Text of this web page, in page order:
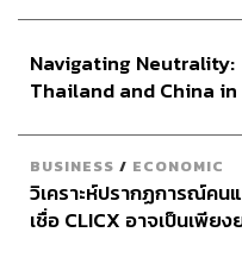
เพราะแทนที่จะให้กลับมา
การสโมสรลิเวอร์พูล ก็ใ
FSG แทน โดยได้รับมอบ
พูดง่ายๆ ก็คือ ยกลิเวอร์พู
ให้เป็นแบบไหนก็ได้ทั้งนั้น
Navigating Neutrality:
Thailand and China
BUSINESS / ECONOMIC
วิเคราะห์ปรากฏการณ์คน
เชื่อ CLICX อาจเป็นเพีย